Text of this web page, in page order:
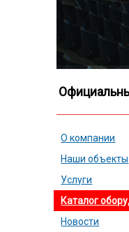
О компании
Наши объекты
Услуги
Каталог
Новости